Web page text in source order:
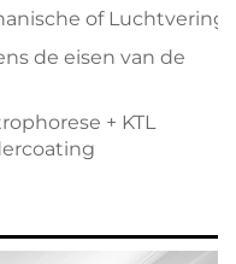
of Luchtvering
de eisen van de
+ KTL